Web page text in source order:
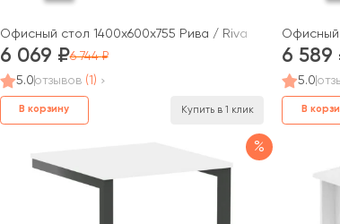
Офисный стол 1400x600x755 Рива / Riva
6 069
6 744
5.0отзывов (1)
В корзину Купить в 1 клик
Офисный
6 589
5.0
В
%